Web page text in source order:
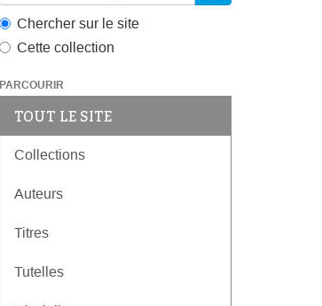
Chercher sur le site
Cette collection
PARCOURIR
TOUT LE SITE
Collections
Auteurs
Titres
Tutelles